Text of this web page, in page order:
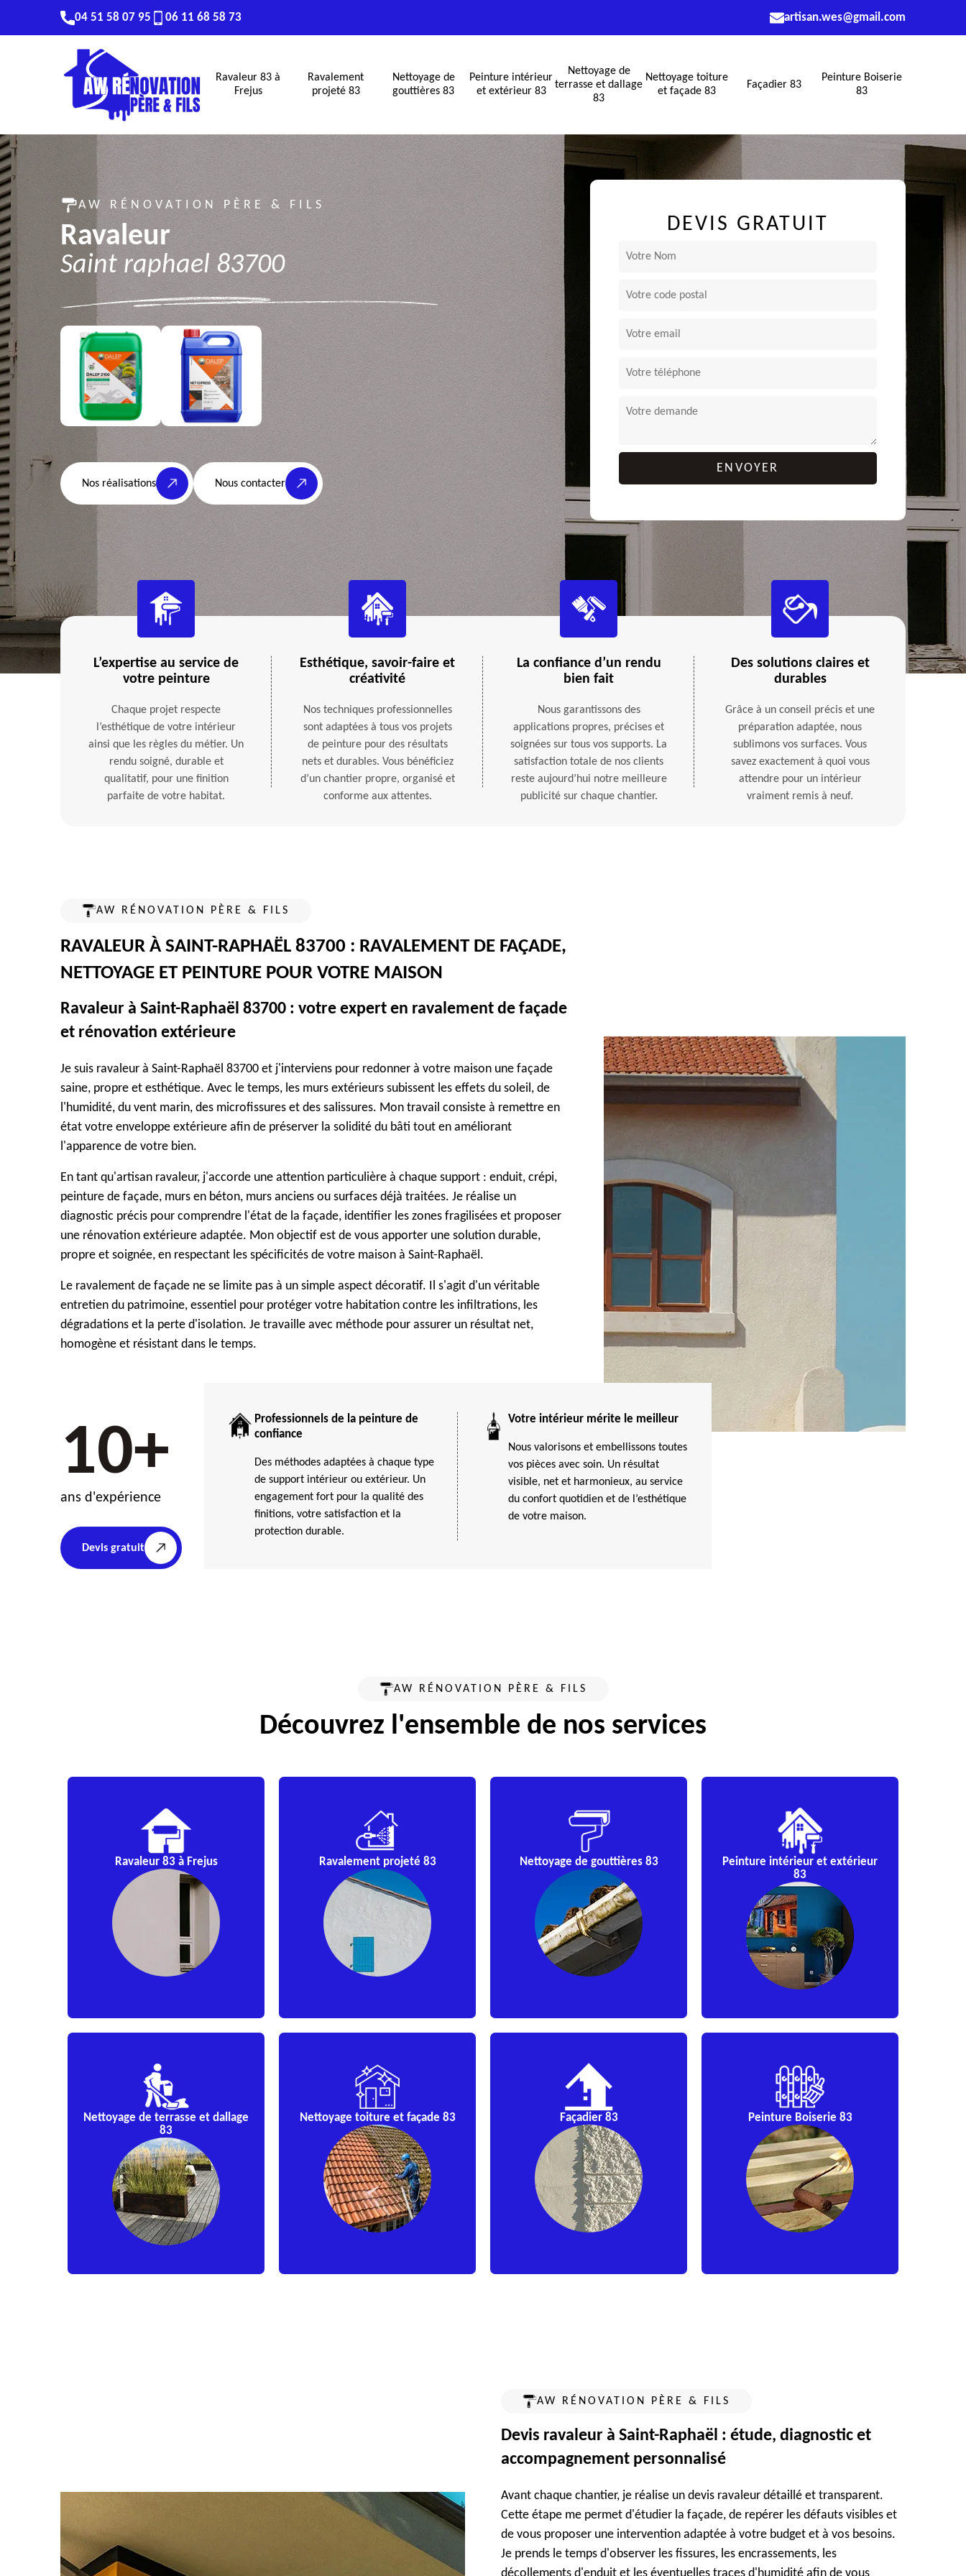
04 51 58 07 95 06 11 68 58 73 artisan.wes@gmail.com
Ravaleur 83 à
Frejus
Ravalement
projeté 83
Nettoyage de
gouttières 83
Peinture intérieur
et extérieur 83
Nettoyage de
terrasse et dallage
83
Nettoyage toiture
et façade 83
Façadier 83
Peinture Boiserie
83
AW RÉNOVATION PÈRE & FILS
Ravaleur
Saint raphael 83700
Nos réalisations Nous contacter
DEVIS GRATUIT
L’expertise au service de
votre peinture
Chaque projet respecte
l’esthétique de votre intérieur
ainsi que les règles du métier. Un
rendu soigné, durable et
qualitatif, pour une finition
parfaite de votre habitat.
Esthétique, savoir-faire et
créativité
Nos techniques professionnelles
sont adaptées à tous vos projets
de peinture pour des résultats
nets et durables. Vous bénéficiez
d’un chantier propre, organisé et
conforme aux attentes.
La confiance d’un rendu
bien fait
Nous garantissons des
applications propres, précises et
soignées sur tous vos supports. La
satisfaction totale de nos clients
reste aujourd’hui notre meilleure
publicité sur chaque chantier.
Des solutions claires et
durables
Grâce à un conseil précis et une
préparation adaptée, nous
sublimons vos surfaces. Vous
savez exactement à quoi vous
attendre pour un intérieur
vraiment remis à neuf.
AW RÉNOVATION PÈRE & FILS
RAVALEUR À SAINT-RAPHAËL 83700 : RAVALEMENT DE FAÇADE,
NETTOYAGE ET PEINTURE POUR VOTRE MAISON
Ravaleur à Saint-Raphaël 83700 : votre expert en ravalement de façade
et rénovation extérieure
Je suis ravaleur à Saint-Raphaël 83700 et j'interviens pour redonner à votre maison une façade
saine, propre et esthétique. Avec le temps, les murs extérieurs subissent les effets du soleil, de
l'humidité, du vent marin, des microfissures et des salissures. Mon travail consiste à remettre en
état votre enveloppe extérieure afin de préserver la solidité du bâti tout en améliorant
l'apparence de votre bien.
En tant qu'artisan ravaleur, j'accorde une attention particulière à chaque support : enduit, crépi,
peinture de façade, murs en béton, murs anciens ou surfaces déjà traitées. Je réalise un
diagnostic précis pour comprendre l'état de la façade, identifier les zones fragilisées et proposer
une rénovation extérieure adaptée. Mon objectif est de vous apporter une solution durable,
propre et soignée, en respectant les spécificités de votre maison à Saint-Raphaël.
Le ravalement de façade ne se limite pas à un simple aspect décoratif. Il s'agit d'un véritable
entretien du patrimoine, essentiel pour protéger votre habitation contre les infiltrations, les
dégradations et la perte d'isolation. Je travaille avec méthode pour assurer un résultat net,
homogène et résistant dans le temps.
10+
ans d'expérience
Devis gratuit
Professionnels de la peinture de
confiance
Des méthodes adaptées à chaque type
de support intérieur ou extérieur. Un
engagement fort pour la qualité des
finitions, votre satisfaction et la
protection durable.
Votre intérieur mérite le meilleur
Nous valorisons et embellissons toutes
vos pièces avec soin. Un résultat
visible, net et harmonieux, au service
du confort quotidien et de l’esthétique
de votre maison.
AW RÉNOVATION PÈRE & FILS
Découvrez l'ensemble de nos services
Ravaleur 83 à Frejus Ravalement projeté 83 Nettoyage de gouttières 83
Peinture intérieur et extérieur
83
Nettoyage de terrasse et dallage
83
Nettoyage toiture et façade 83 Façadier 83 Peinture Boiserie 83
AW RÉNOVATION PÈRE & FILS
Devis ravaleur à Saint-Raphaël : étude, diagnostic et
accompagnement personnalisé
Avant chaque chantier, je réalise un devis ravaleur détaillé et transparent.
Cette étape me permet d'étudier la façade, de repérer les défauts visibles et
de vous proposer une intervention adaptée à votre budget et à vos besoins.
Je prends le temps d'observer les fissures, les encrassements, les